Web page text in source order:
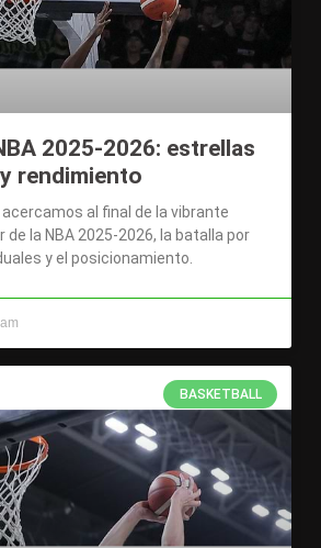
2025-2026: estrellas
rendimiento
al final de la vibrante
la NBA 2025-2026, la batalla por
y el posicionamiento.
BASKETBALL